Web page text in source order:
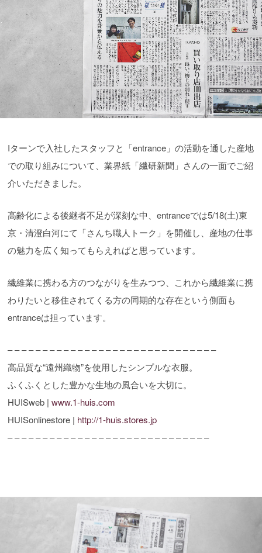
Iターンで入社したスタッフと「entrance」の活動を通した産地
での取り組みについて、業界紙「繊研新聞」さんの一面でご紹
介いただきました。
高齢化による後継者不足が深刻な中、entranceでは5/18(土)東
京・清澄白河にて「さんち職人トーク」を開催し、産地の仕事
の魅力を広く知ってもらえればと思っています。
繊維業に携わる方のつながりを生みつつ、これから繊維業に携
わりたいと移住されてくる方の同期的な存在という側面も
entranceは担っています。
– – – – – – – – – – – – – – – – – – – – – – – – – – – – – –
高品質な“遠州織物”を使用したシンプルな衣服。
ふくふくとした豊かな生地の風合いを大切に。
HUISweb |www.1-huis.com
HUISonlinestore | http://1-huis.stores.jp
– – – – – – – – – – – – – – – – – – – – – – – – – – – – –